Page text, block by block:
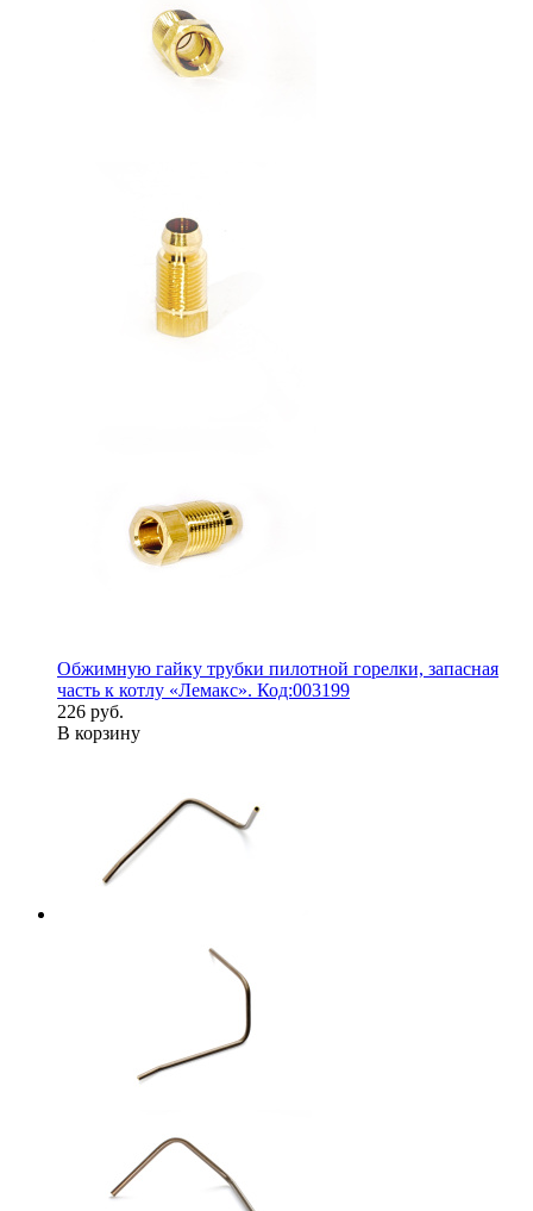
Обжимную гайку трубки пилотной горелки, запасная
часть к котлу «Лемакс». Код:003199
226 руб.
В корзину